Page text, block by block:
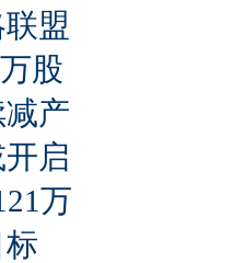
盟
股
产
启
万